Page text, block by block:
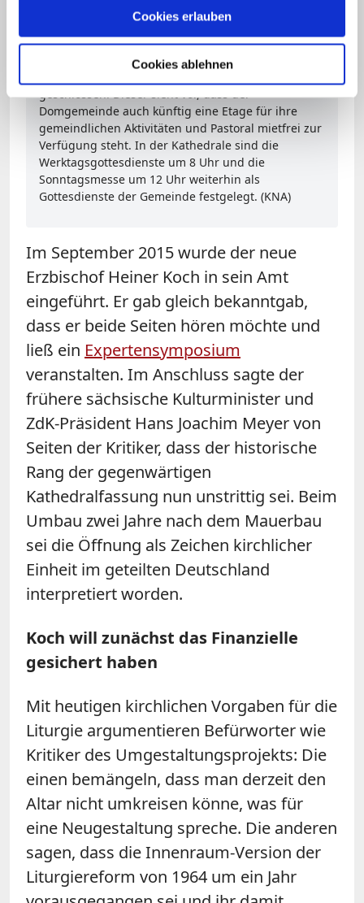
Cookies erlauben
Cookies ablehnen
Erzbistum, sondern der Dompfarrer. Die
Übertragung war seit längerem verhandelt worden.
Zudem wurde ein Erbbaurechtsvertrag zwischen
der Domgemeinde und dem Erzbistum Berlin über
Domgemeinde auch künftig eine Etage für ihre
gemeindlichen Aktivitäten und Pastoral mietfrei zur
Verfügung steht. In der Kathedrale sind die
Werktagsgottesdienste um 8 Uhr und die
Sonntagsmesse um 12 Uhr weiterhin als
Gottesdienste der Gemeinde festgelegt. (KNA)
Im September 2015 wurde der neue
Erzbischof Heiner Koch in sein Amt
eingeführt. Er gab gleich bekanntgab,
dass er beide Seiten hören möchte und
ließ ein Expertensymposium
veranstalten. Im Anschluss sagte der
frühere sächsische Kulturminister und
ZdK-Präsident Hans Joachim Meyer von
Seiten der Kritiker, dass der historische
Rang der gegenwärtigen
Kathedralfassung nun unstrittig sei. Beim
Umbau zwei Jahre nach dem Mauerbau
sei die Öffnung als Zeichen kirchlicher
Einheit im geteilten Deutschland
interpretiert worden.
Koch will zunächst das Finanzielle
gesichert haben
Mit heutigen kirchlichen Vorgaben für die
Liturgie argumentieren Befürworter wie
Kritiker des Umgestaltungsprojekts: Die
einen bemängeln, dass man derzeit den
Altar nicht umkreisen könne, was für
eine Neugestaltung spreche. Die anderen
sagen, dass die Innenraum-Version der
Liturgiereform von 1964 um ein Jahr